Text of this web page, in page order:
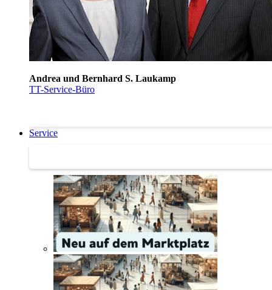
Andrea und Bernhard S. Laukamp
TT-Service-Büro
Service